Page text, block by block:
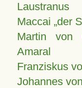
Laustranus
Maccai „der
Martin von
Amaral
Franziskus
Johannes